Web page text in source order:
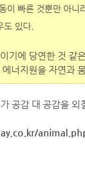
이 빠른 것뿐만 아니
도 있다.
기에 당연한 것 같
너지원을 자연과
공감 대 공감을